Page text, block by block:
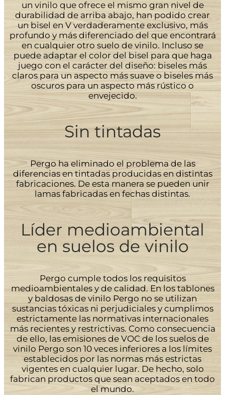
un vinilo que ofrece el mismo gran nivel de
durabilidad de arriba abajo, han podido crear
un bisel en V verdaderamente exclusivo, más
profundo y más diferenciado del que encontrará
en cualquier otro suelo de vinilo. Incluso se
puede adaptar el color del bisel para que haga
juego con el carácter del diseño: biseles más
claros para un aspecto más suave o biseles más
oscuros para un aspecto más rústico o
envejecido.
Sin tintadas
Pergo ha eliminado el problema de las
diferencias en tintadas producidas en distintas
fabricaciones. De esta manera se pueden unir
lamas fabricadas en fechas distintas.
Líder medioambiental
en suelos de vinilo
Pergo cumple todos los requisitos
medioambientales y de calidad. En los tablones
y baldosas de vinilo Pergo no se utilizan
sustancias tóxicas ni perjudiciales y cumplimos
estrictamente las normativas internacionales
más recientes y restrictivas. Como consecuencia
de ello, las emisiones de VOC de los suelos de
vinilo Pergo son 10 veces inferiores a los límites
establecidos por las normas más estrictas
vigentes en cualquier lugar. De hecho, solo
fabrican productos que sean aceptados en todo
el mundo.